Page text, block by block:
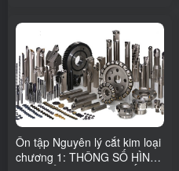
Ôn tập Nguyên lý cắt kim loại
chương 1: THÔNG SỐ HÌNH